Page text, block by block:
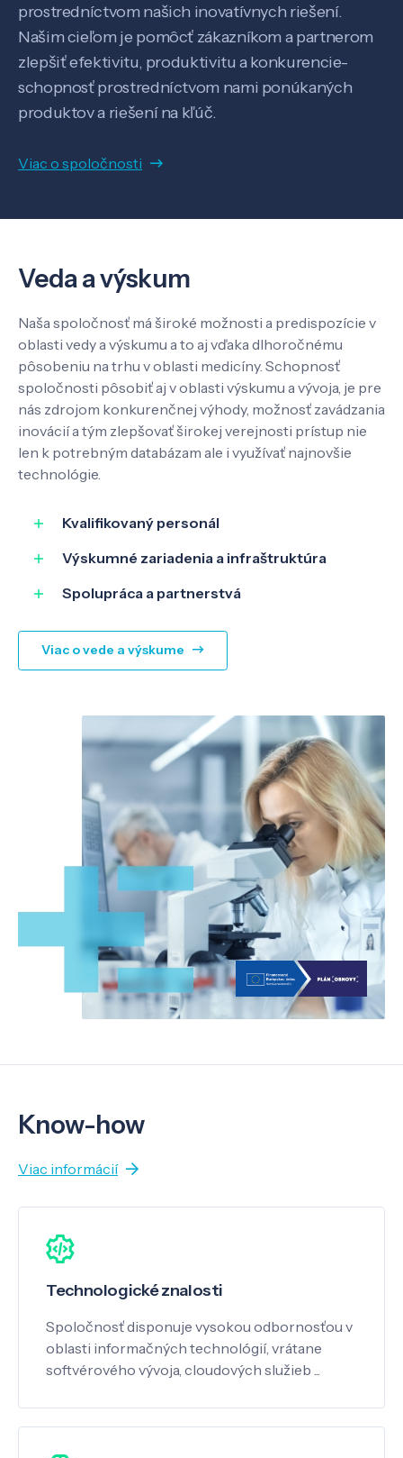
O nás
Kontakt
SK EN
prostredníctvom našich inovatívnych riešení.
Našim cieľom je pomôcť zákazníkom a partnerom
zlepšiť efektivitu, produktivitu a konkurencie-
schopnosť prostredníctvom nami ponúkaných
produktov a riešení na kľúč.
Viac o spoločnosti
Veda a výskum
Naša spoločnosť má široké možnosti a predispozície v
oblasti vedy a výskumu a to aj vďaka dlhoročnému
pôsobeniu na trhu v oblasti medicíny. Schopnosť
spoločnosti pôsobiť aj v oblasti výskumu a vývoja, je pre
nás zdrojom konkurenčnej výhody, možnosť zavádzania
inovácií a tým zlepšovať širokej verejnosti prístup nie
len k potrebným databázam ale i využívať najnovšie
technológie.
Kvalifikovaný personál
Výskumné zariadenia a infraštruktúra
Spolupráca a partnerstvá
Viac o vede a výskume
Know-how
Viac informácií
Technologické znalosti
Spoločnosť disponuje vysokou odbornosťou v
oblasti informačných technológií, vrátane
softvérového vývoja, cloudových služieb ...